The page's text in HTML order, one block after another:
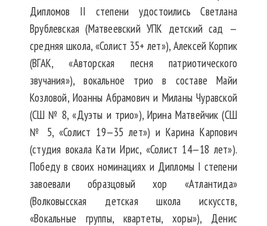
Дипломов II степени удостоились Светлана
Врублевская (Матвеевский УПК детский сад —
средняя школа, «Солист 35+ лет»), Алексей Корпик
(ВГАК, «Авторская песня патриотического
звучания»), вокальное трио в составе Майи
Козловой, Иоанны Абрамович и Миланы Чуравской
(СШ № 8, «Дуэты и трио»), Ирина Матвейчик (СШ
№ 5, «Солист 19—35 лет») и Карина Карпович
(студия вокала Кати Ирис, «Солист 14—18 лет»).
Победу в своих номинациях и Дипломы I степени
завоевали образцовый хор «Атлантида»
(Волковысская детская школа искусств,
«Вокальные группы, квартеты, хоры»), Денис